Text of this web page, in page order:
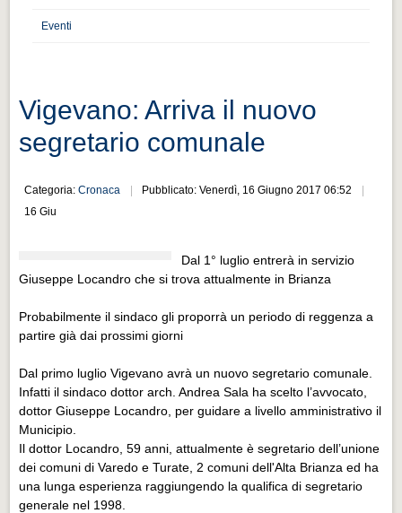
Cultura e turismo 4.0
Cultura e turismo 4.0
PROGETTI
Progetti Realizzati
Progetti Realizzati
EVENTI
EVENTI
Eventi Vigevano
Eventi Vigevano
Eventi Pavia
Eventi Pavia
Eventi
Vigevano: Arriva il nuovo
segretario comunale
Categoria:Cronaca
Pubblicato: Venerdì, 16 Giugno 2017 06:52
16 Giu
Dal 1° luglio entrerà in servizio
Giuseppe Locandro che si trova attualmente in Brianza
Probabilmente il sindaco gli proporrà un periodo di reggenza a
partire già dai prossimi giorni
Dal primo luglio Vigevano avrà un nuovo segretario comunale.
Infatti il sindaco dottor arch. Andrea Sala ha scelto l’avvocato,
dottor Giuseppe Locandro, per guidare a livello amministrativo il
Municipio.
Il dottor Locandro, 59 anni, attualmente è segretario dell’unione
dei comuni di Varedo e Turate, 2 comuni dell'Alta Brianza ed ha
una lunga esperienza raggiungendo la qualifica di segretario
generale nel 1998.